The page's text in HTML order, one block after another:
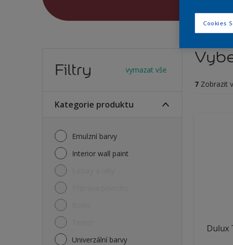
Filtry vymazat vše
Kategorie produktu
Emulzní barvy
Interior wall paint
Univerzální barvy
7 Zobrazit
Dulux
Cookies